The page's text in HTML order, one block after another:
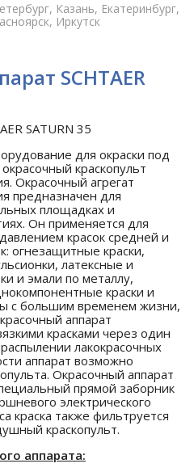
Казань, Екатеринбург,
Иркутск
SCHTAER
SATURN 35
для окраски под
краскопульт
Окрасочный агрегат
предназначен для
площадках и
Он применяется для
красок средней и
огнезащитные краски,
латексные и
и эмали по металлу,
краски и
с большим временем жизни,
аппарат
красками через один
лакокрасочных
аппарат возможно
Окрасочный аппарат
прямой заборник
электрического
краска также фильтруется
краскопульт.
аппарата: